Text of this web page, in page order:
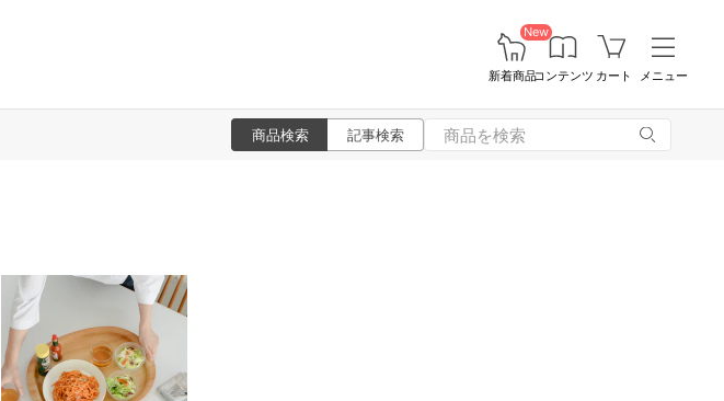
New
新着商品コンテンツ カート メニュー
商品検索 記事検索